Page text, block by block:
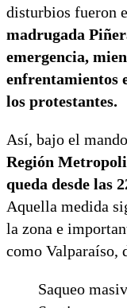
disturbios fueron
madrugada
emergencia,
enfrentamientos
los protestantes.
Así, bajo el
Región
queda desde las
Aquella medida
la zona e
como Valparaíso,
Saqueo